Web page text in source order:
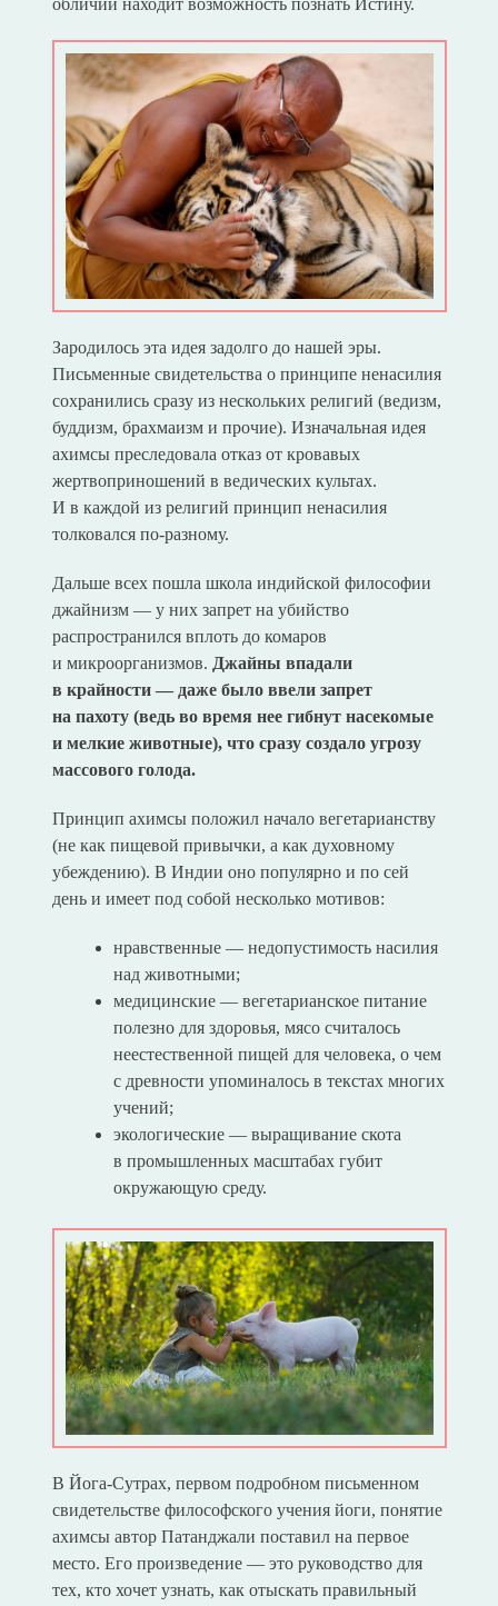
обличии находит возможность познать Истину.
Зародилось эта идея задолго до нашей эры.
Письменные свидетельства о принципе ненасилия
сохранились сразу из нескольких религий (ведизм,
буддизм, брахмаизм и прочие). Изначальная идея
ахимсы преследовала отказ от кровавых
жертвоприношений в ведических культах.
И в каждой из религий принцип ненасилия
толковался по-разному.
Дальше всех пошла школа индийской философии
джайнизм — у них запрет на убийство
распространился вплоть до комаров
и микроорганизмов. Джайны впадали
в крайности — даже было ввели запрет
на пахоту (ведь во время нее гибнут насекомые
и мелкие животные), что сразу создало угрозу
массового голода.
Принцип ахимсы положил начало вегетарианству
(не как пищевой привычки, а как духовному
убеждению). В Индии оно популярно и по сей
день и имеет под собой несколько мотивов:
нравственные — недопустимость насилия
над животными;
медицинские — вегетарианское питание
полезно для здоровья, мясо считалось
неестественной пищей для человека, о чем
с древности упоминалось в текстах многих
учений;
экологические — выращивание скота
в промышленных масштабах губит
окружающую среду.
В Йога-Сутрах, первом подробном письменном
свидетельстве философского учения йоги, понятие
ахимсы автор Патанджали поставил на первое
место. Его произведение — это руководство для
тех, кто хочет узнать, как отыскать правильный